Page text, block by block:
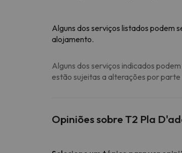
Alguns dos serviços listados podem
alojamento.
Alguns dos serviços indicados
estão sujeitas a alterações por
Opiniões sobre T2 Pla